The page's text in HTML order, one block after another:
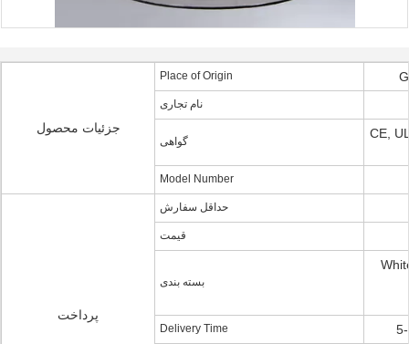
جزئیات محصول
Place of Origin
نام تجاری
گواهی
CE,
Model Number
پرداخت
حداقل سفارش
قیمت
بسته بندی
Delivery Time